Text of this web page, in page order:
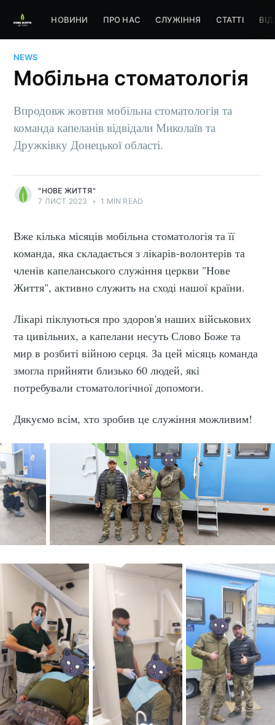
НОВИНИ ПРО НАС СЛУЖІННЯ СТАТТІ
NEWS
Мобільна стоматологія
Впродовж жовтня мобільна стоматологія та
команда капеланів відвідали Миколаїв та
Дружківку Донецької області.
"НОВЕ ЖИТТЯ"
7 ЛИСТ 2023
• 1 MIN READ
Вже кілька місяців мобільна стоматологія та її
команда, яка складається з лікарів-волонтерів та
членів капеланського служіння церкви "Нове
Життя", активно служить на сході нашої країни.
Лікарі піклуються про здоров'я наших військових
та цивільних, а капелани несуть Слово Боже та
мир в розбиті війною серця. За цей місяць команда
змогла прийняти близько 60 людей, які
потребували стоматологічної допомоги.
Дякуємо всім, хто зробив це служіння можливим!